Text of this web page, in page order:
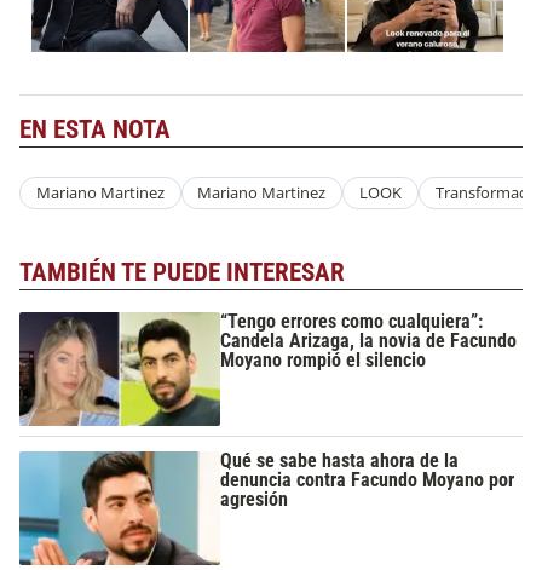
EN ESTA NOTA
Mariano Martinez Mariano Martinez LOOK
TAMBIÉN TE PUEDE INTERESAR
“Tengo errores como cualquiera”:
Candela Arizaga, la novia de Facundo
Moyano rompió el silencio
Qué se sabe hasta ahora de la
denuncia contra Facundo Moyano por
agresión